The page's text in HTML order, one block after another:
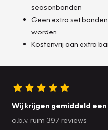
seasonbanden
Geen extra set
worden
Kostenvrij aan extra
Wij krijgen gemiddeld een
o.b.v. ruim 397 reviews